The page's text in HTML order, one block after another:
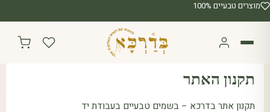
מוצרים טבעיים 100%
תקנון האתר
תקנון אתר בדרכא – בשמים טבעיים בעבודת יד